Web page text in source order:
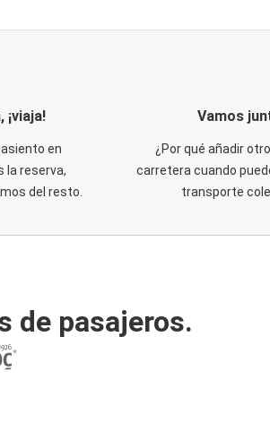
¡viaja!
en
la reserva,
del resto.
Vamos
¿Por qué añadir
carretera cuando
transporte
de pasajeros.